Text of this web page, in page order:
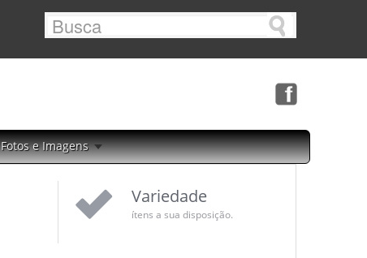
Fotos e Imagens
Variedade
ítens a sua disposição.